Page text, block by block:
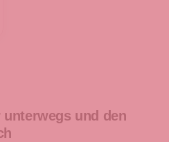
und den